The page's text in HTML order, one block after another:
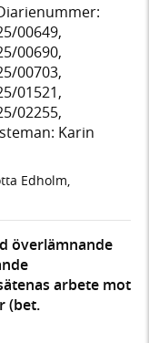
00649,
00690,
00703,
01521,
02255,
Karin
Edholm,
överlämnande
arbete mot
(bet.